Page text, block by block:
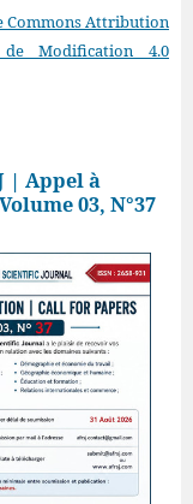
Commons Attribution
Modification 4.0
| Appel à
03, N°37